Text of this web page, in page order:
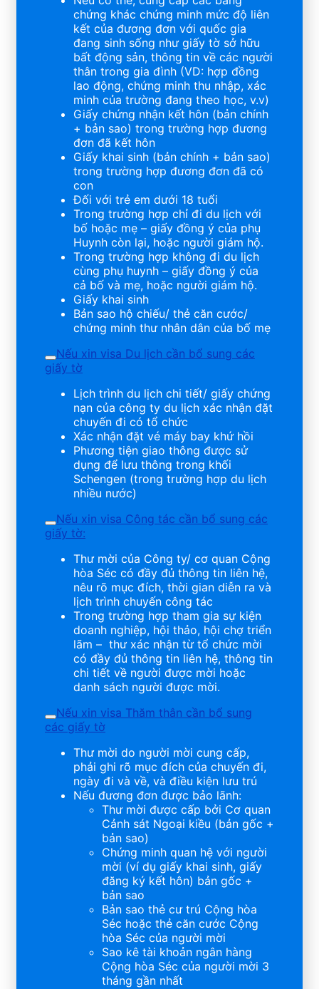
chứng khác chứng minh mức độ liên
kết của đương đơn với quốc gia
đang sinh sống như giấy tờ sở hữu
bất động sản, thông tin về các người
thân trong gia đình (VD: hợp đồng
lao động, chứng minh thu nhập, xác
minh của trường đang theo học, v.v)
Giấy chứng nhận kết hôn (bản chính
+ bản sao) trong trường hợp đương
đơn đã kết hôn
Giấy khai sinh (bản chính + bản sao)
trong trường hợp đương đơn đã có
con
Đối với trẻ em dưới 18 tuổi
Trong trường hợp chỉ đi du lịch với
bố hoặc mẹ – giấy đồng ý của phụ
Huynh còn lại, hoặc người giám hộ.
Trong trường hợp không đi du lịch
cùng phụ huynh – giấy đồng ý của
cả bố và mẹ, hoặc người giám hộ.
Giấy khai sinh
Bản sao hộ chiếu/ thẻ căn cước/
chứng minh thư nhân dân của bố mẹ
Nếu xin visa Du lịch cần bổ sung các
giấy tờ
Lịch trình du lịch chi tiết/ giấy chứng
nạn của công ty du lịch xác nhận đặt
chuyến đi có tổ chức
Xác nhận đặt vé máy bay khứ hồi
Phương tiện giao thông được sử
dụng để lưu thông trong khối
Schengen (trong trường hợp du lịch
nhiều nước)
Nếu xin visa Công tác cần bổ sung các
giấy tờ:
Thư mời của Công ty/ cơ quan Cộng
hòa Séc có đầy đủ thông tin liên hệ,
nêu rõ mục đích, thời gian diễn ra và
lịch trình chuyến công tác
Trong trường hợp tham gia sự kiện
doanh nghiệp, hội thảo, hội chợ triển
lãm – thư xác nhận từ tổ chức mời
có đầy đủ thông tin liên hệ, thông tin
chi tiết về người được mời hoặc
danh sách người được mời.
Nếu xin visa Thăm thân cần bổ sung
các giấy tờ
Thư mời do người mời cung cấp,
phải ghi rõ mục đích của chuyến đi,
ngày đi và về, và điều kiện lưu trú
Nếu đương đơn được bảo lãnh:
Thư mời được cấp bởi Cơ quan
Cảnh sát Ngoại kiều (bản gốc +
bản sao)
Chứng minh quan hệ với người
mời (ví dụ giấy khai sinh, giấy
đăng ký kết hôn) bản gốc +
bản sao
Bản sao thẻ cư trú Cộng hòa
Séc hoặc thẻ căn cước Cộng
hòa Séc của người mời
Sao kê tài khoản ngân hàng
Cộng hòa Séc của người mời 3
tháng gần nhất